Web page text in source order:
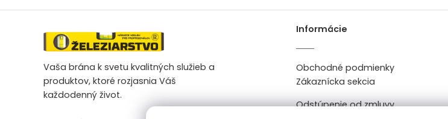
Vaša brána k svetu kvalitných služieb a
produktov, ktoré rozjasnia Váš
každodenný život.
Informácie
Obchodné podmienky
Zákaznícka sekcia
Odstúpenie od zmluvy